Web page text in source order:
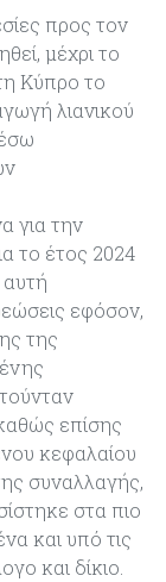
προς τον
μέχρι το
Κύπρο το
λιανικού
για την
το έτος 2024
εφόσον,
της
επίσης
κεφαλαίου
συναλλαγής,
στα πιο
και υπό τις
και δίκιο.